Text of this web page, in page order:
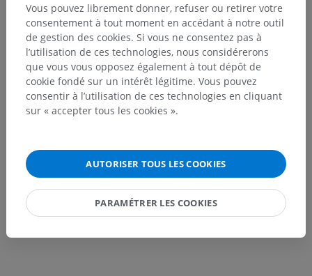
Vous avez vu une erreur ?
N’hésitez pas à nous suggérer une correction, une
traduction, une amélioration de contenu.
TÉLÉCHARGEZ L'APPLI
Vous pouvez librement donner, refuser ou retirer votre
consentement à tout moment en accédant à notre outil
de gestion des cookies. Si vous ne consentez pas à
l’utilisation de ces technologies, nous considérerons
que vous vous opposez également à tout dépôt de
cookie fondé sur un intérêt légitime. Vous pouvez
consentir à l’utilisation de ces technologies en cliquant
sur « accepter tous les cookies ».
AUTORISER TOUS LES COOKIES
PARAMÉTRER LES COOKIES